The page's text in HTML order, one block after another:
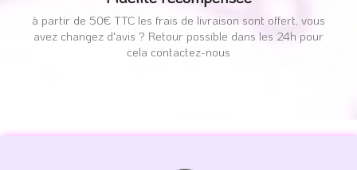
à partir de 50€ TTC les frais de livraison sont offert, vous
avez changez d'avis ? Retour possible dans les 24h pour
cela contactez-nous